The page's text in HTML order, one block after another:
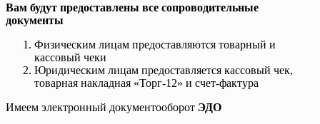
Вам будут предоставлены все сопроводительные
документы
Физическим лицам предоставляются товарный и
кассовый чеки
Юридическим лицам предоставляется кассовый чек,
товарная накладная «Торг-12» и счет-фактура
Имеем электронный документооборот ЭДО